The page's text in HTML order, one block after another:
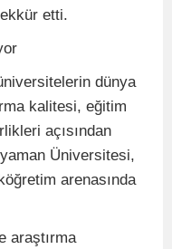
etti.
dünya
kalitesi, eğitim
açısından
Üniversitesi,
arenasında
araştırma